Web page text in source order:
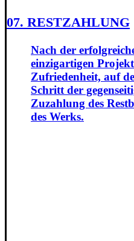
07. RESTZAHLUNG
Nach der
einzigartigen
Zufriedenheit, auf
Schritt der
Zuzahlung des
des Werks.